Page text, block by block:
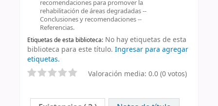
recomendaciones para promover la
rehabilitación de áreas degradadas --
Conclusiones y recomendaciones --
Referencias.
Etiquetas de esta biblioteca: No hay etiquetas de esta
biblioteca para este título. Ingresar para agregar
etiquetas.
Valoración media: 0.0 (0 votos)